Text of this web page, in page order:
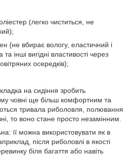
(легко чиститься, не
(не вбирає вологу, еластичний і
інші вигідні властивості через
осередків);
на сидіння зробить
човні ще більш комфортним та
тривала риболовля, полювання
то воно стане просто незамінним.
її можна використовувати як в
після риболовлі в якості
біля багаття або навіть